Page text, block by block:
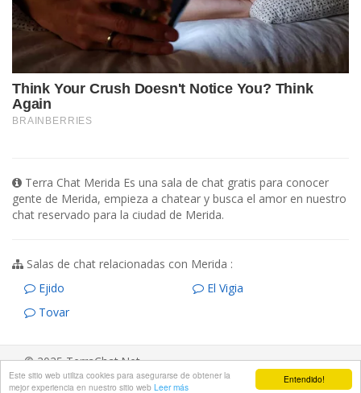
Entendido!
Este sitio web utiliza cookies para asegurarse de obtener la
mejor experiencia en nuestro sitio web Leer más
Terra Chat Merida Es una sala de chat gratis para conocer
gente de Merida, empieza a chatear y busca el amor en nuestro
chat reservado para la ciudad de Merida.
Salas de chat relacionadas con Merida :
Ejido
El Vigia
Tovar
© 2025 TerraChat.Net
Aviso legal
Ayuda Contacta